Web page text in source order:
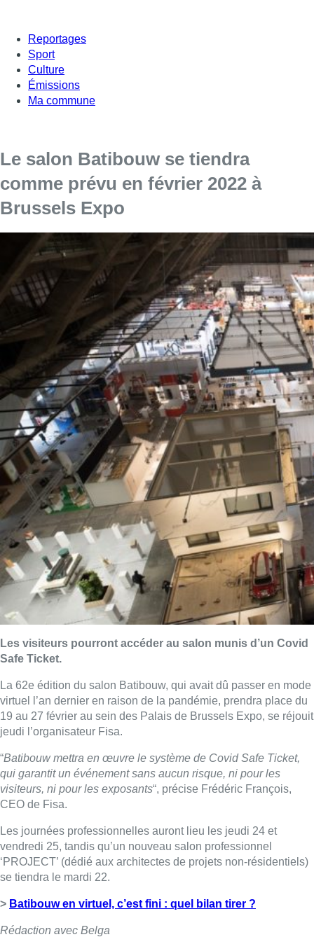
Reportages
Sport
Culture
Émissions
Ma commune
Le salon Batibouw se tiendra
comme prévu en février 2022 à
Brussels Expo
Les visiteurs pourront accéder au salon munis d’un Covid
Safe Ticket.
La 62e édition du salon Batibouw, qui avait dû passer en mode
virtuel l’an dernier en raison de la pandémie, prendra place du
19 au 27 février au sein des Palais de Brussels Expo, se réjouit
jeudi l’organisateur Fisa.
“Batibouw mettra en œuvre le système de Covid Safe Ticket,
qui garantit un événement sans aucun risque, ni pour les
visiteurs, ni pour les exposants“, précise Frédéric François,
CEO de Fisa.
Les journées professionnelles auront lieu les jeudi 24 et
vendredi 25, tandis qu’un nouveau salon professionnel
‘PROJECT’ (dédié aux architectes de projets non-résidentiels)
se tiendra le mardi 22.
> Batibouw en virtuel, c’est fini : quel bilan tirer ?
Rédaction avec Belga